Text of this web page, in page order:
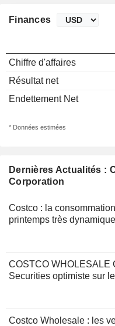
Dernières Actualités :
Corporation
Costco : la
printemps très dynamique
COSTCO WHOLESALE
Securities optimiste sur
Costco Wholesale : les
Finances
Chiffre d'affaires
Résultat net
Endettement Net
* Données estimées